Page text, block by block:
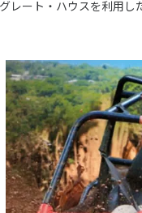
レート・ハウスを利用